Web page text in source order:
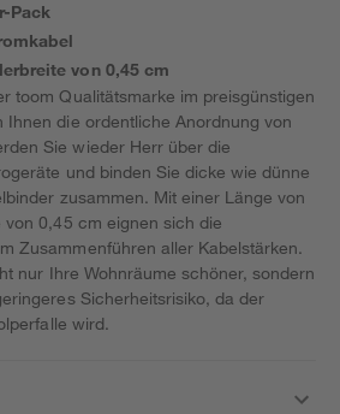
Pack
von 0,45 cm
toom Qualitätsmarke im preisgünstigen
Ihnen die ordentliche Anordnung von
Sie wieder Herr über die
und binden Sie dicke wie dünne
zusammen. Mit einer Länge von
0,45 cm eignen sich die
Zusammenführen aller Kabelstärken.
nur Ihre Wohnräume schöner, sondern
Sicherheitsrisiko, da der
wird.